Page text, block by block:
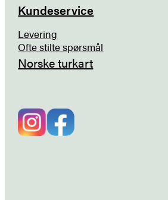
Kundeservice
Levering
Ofte stilte spørsmål
Norske turkart